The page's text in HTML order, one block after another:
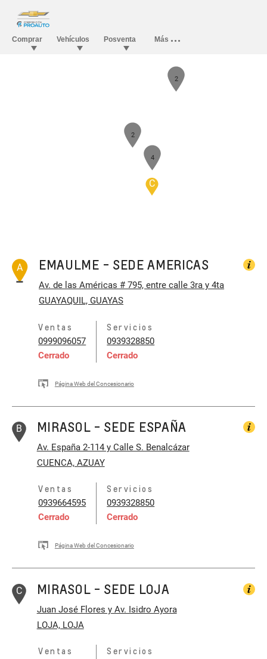
C
2
4
2
A EMAULME - SEDE AMERICAS
Av. de las Américas # 795, entre calle 3ra y 4ta
GUAYAQUIL, GUAYAS
Ventas
0999096057
Cerrado
Servicios
0939328850
Cerrado
Página Web del Concesionario
B MIRASOL - SEDE ESPAÑA
Av. España 2-114 y Calle S. Benalcázar
CUENCA, AZUAY
Ventas
0939664595
Cerrado
Servicios
0939328850
Cerrado
Página Web del Concesionario
C MIRASOL - SEDE LOJA
Juan José Flores y Av. Isidro Ayora
LOJA, LOJA
Ventas Servicios